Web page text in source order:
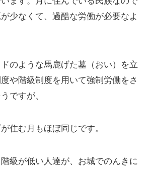
少なくて、過酷な労働が必要なよ
のような馬鹿げた墓（おい）を立
や階級制度を用いて強制労働をさ
ですが、
住む月もほぼ同じです。
級が低い人達が、お城でのんきに